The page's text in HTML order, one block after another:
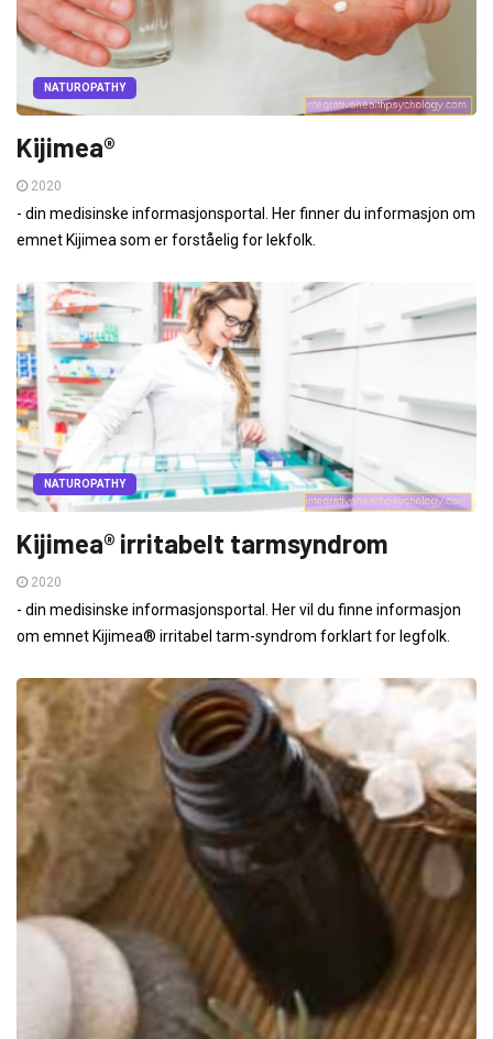
NATUROPATHY
Kijimea®
2020
- din medisinske informasjonsportal. Her finner du informasjon om
emnet Kijimea som er forståelig for lekfolk.
NATUROPATHY
Kijimea® irritabelt tarmsyndrom
2020
- din medisinske informasjonsportal. Her vil du finne informasjon
om emnet Kijimea® irritabel tarm-syndrom forklart for legfolk.